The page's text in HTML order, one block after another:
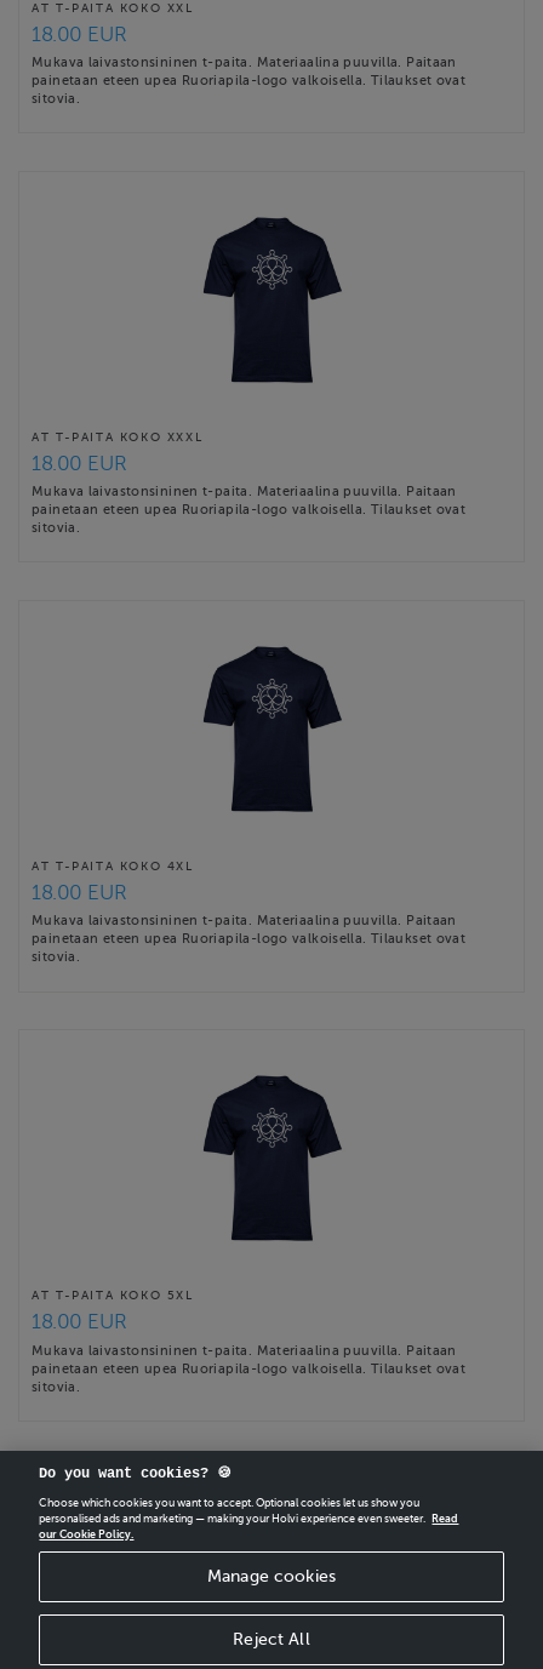
AT T-PAITA KOKO XXL
18.00 EUR
Mukava laivastonsininen t-paita. Materiaalina puuvilla. Paitaan
painetaan eteen upea Ruoriapila-logo valkoisella. Tilaukset ovat
sitovia.
AT T-PAITA KOKO XXXL
18.00 EUR
Mukava laivastonsininen t-paita. Materiaalina puuvilla. Paitaan
painetaan eteen upea Ruoriapila-logo valkoisella. Tilaukset ovat
sitovia.
AT T-PAITA KOKO 4XL
18.00 EUR
Mukava laivastonsininen t-paita. Materiaalina puuvilla. Paitaan
painetaan eteen upea Ruoriapila-logo valkoisella. Tilaukset ovat
sitovia.
AT T-PAITA KOKO 5XL
18.00 EUR
Mukava laivastonsininen t-paita. Materiaalina puuvilla. Paitaan
painetaan eteen upea Ruoriapila-logo valkoisella. Tilaukset ovat
sitovia.
CREATEYOUR OWN HOLVI ONLINE STORE IN MINUTES.
Do you want cookies? 🍪
Choose which cookies you want to accept. Optional cookies let us show you
personalised ads and marketing — making your Holvi experience even sweeter.
Read
our Cookie Policy.
Manage cookies
Reject All